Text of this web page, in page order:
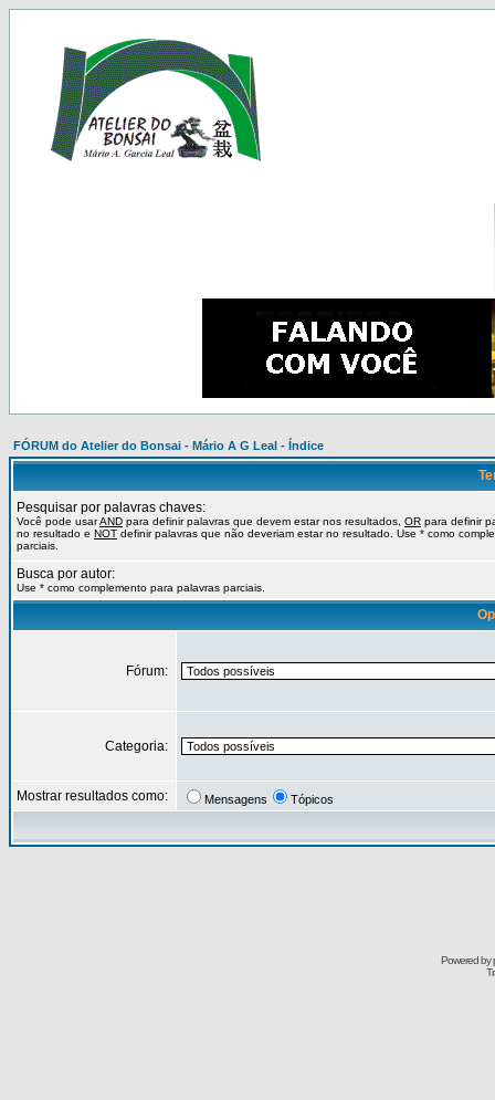
FÓRUM do Atelier do Bonsai - Mário A G Leal - Índice
Pesquisar por palavras chaves:
Você pode usarAND para definir palavras que devem estar nos resultados, OR para definir
no resultado e NOT definir palavras que não deveriam estar no resultado. Use * como
parciais.
Busca por autor:
Use * como complemento para palavras parciais.
Fórum:
Categoria:
Mostrar resultados como: Mensagens Tópicos
Powered by